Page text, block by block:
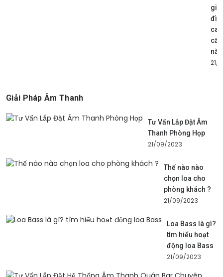
gia
cao
cấp
nă
21/
Giải Pháp Âm Thanh
Tư Vấn Lắp Đặt Âm
Thanh Phòng Họp
21/09/2023
Thế nào nào
chọn loa cho
phòng khách ?
21/09/2023
Loa Bass là gì?
tìm hiểu hoạt
động loa Bass
21/09/2023